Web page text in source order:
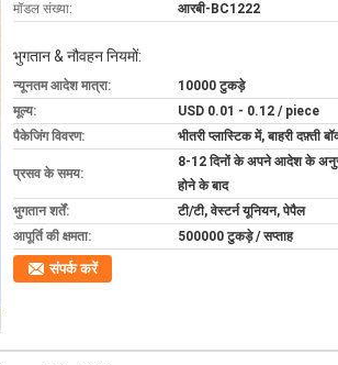
मॉडल संख्या:
आरबी-BC1222
भुगतान & नौवहन नियमों:
न्यूनतम आदेश मात्रा:
10000 टुकड़े
मूल्य:
USD 0.01 - 0.12 / piece
पैकेजिंग विवरण:
भीतरी प्लास्टिक में, बाहरी दफ़्ती
प्रसव के समय:
8-12 दिनों के अपने आदेश के
होने के बाद
भुगतान शर्तें:
टी/टी, वेस्टर्न यूनियन, पेपैल
आपूर्ति की क्षमता:
500000 टुकड़े / सप्ताह
संपर्क करें